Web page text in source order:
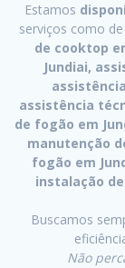
Estamos
serviços como de
de cooktop
Jundiai,
assistência
de fogão em
manutenção
fogão em
instalação
Buscamos
Não